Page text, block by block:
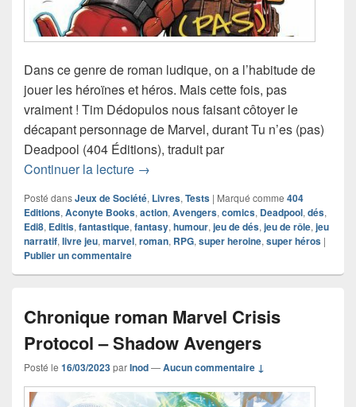
Dans ce genre de roman ludique, on a l’habitude de
jouer les héroïnes et héros. Mais cette fois, pas
vraiment ! Tim Dédopulos nous faisant côtoyer le
décapant personnage de Marvel, durant Tu n’es (pas)
Deadpool (404 Éditions), traduit par
Continuer la lecture Chronique livre jeu Tu n’es (pas)
→
Posté dansJeux de Société, Livres,Tests | Marqué comme 404
Editions,Aconyte Books,action,Avengers,comics, Deadpool,dés,
Edi8, Editis,fantastique,fantasy,humour,jeu de dés,jeu de rôle,jeu
narratif,livre jeu,marvel,roman, RPG,super heroine,super héros |
Publier un commentaire
Chronique roman Marvel Crisis
Protocol – Shadow Avengers
Posté le 16/03/2023parInod—Aucun commentaire ↓